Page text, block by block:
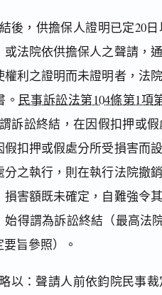
後，供擔保人證明已定20
或法院依供擔保人之聲請，
權利之證明而未證明者，法
民事訴訟法第104條第1項
訴訟終結，在因假扣押或
假扣押或假處分所受損害而
分之執行，則在執行法院撤
損害額既未確定，自難強令
始得謂為訴訟終結（最高法
旨參照）。
以：聲請人前依鈞院民事